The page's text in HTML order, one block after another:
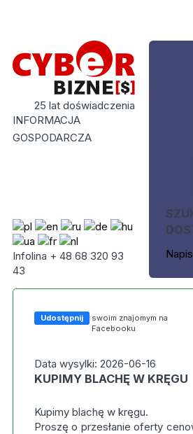
25 lat doświadczenia
INFORMACJA
GOSPODARCZA
Infolina + 48 68 320 93
43
Udostępnij
swoim znajomym na
Facebooku
Data wysylki: 2026-06-16
KUPIMY BLACHĘ W KRĘGU
Kupimy blachę w kręgu.
Proszę o przesłanie oferty